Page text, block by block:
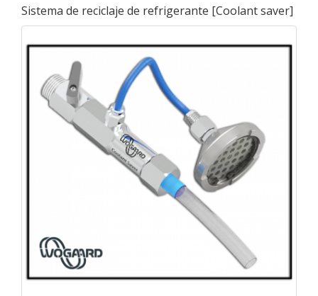
Sistema de reciclaje de refrigerante [Coolant saver]